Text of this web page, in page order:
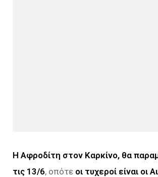
Η Αφροδίτη στον Καρκίνο, θα
τις 13/6, οπότε οι τυχεροί είναι οι